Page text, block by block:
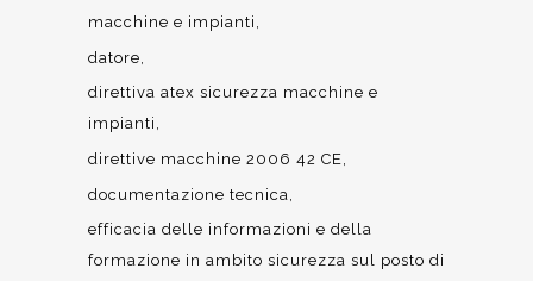
macchine e impianti
datore
direttiva atex sicurezza macchine e
impianti
direttive macchine 2006 42 CE
documentazione tecnica
efficacia delle informazioni e della
formazione in ambito sicurezza sul posto di